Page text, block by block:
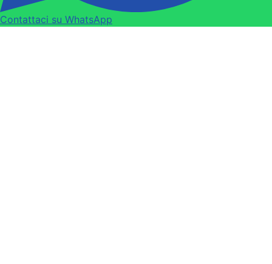
Contattaci su WhatsApp